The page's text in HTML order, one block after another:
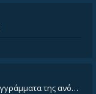
Καλησπέρα, έχετε προτάσεις για συγγράμματα της ανόργανης χημείας? Είμαι ανάμεσα σε Λιοδάκη, Chung και Atkins